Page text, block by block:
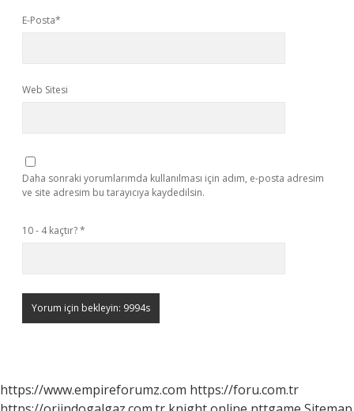
E-Posta*
Web Sitesi
Daha sonraki yorumlarımda kullanılması için adım, e-posta adresim
ve site adresim bu tarayıcıya kaydedilsin.
10 - 4 kaçtır?*
https://www.empireforumz.com https://foru.com.tr